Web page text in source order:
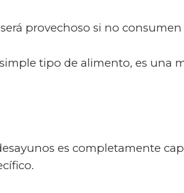
provechoso si no
tipo de alimento, es una
es completamente